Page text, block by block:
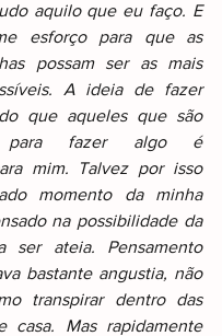
aquilo que eu faço. E
esforço para que as
possam ser as mais
A ideia de fazer
que aqueles que são
para fazer algo é
mim. Talvez por isso
momento da minha
na possibilidade da
ser ateia. Pensamento
bastante angustia, não
transpirar dentro das
casa. Mas rapidamente